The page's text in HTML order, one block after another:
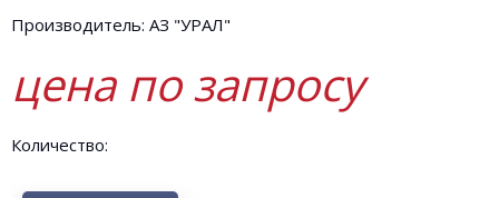
Производитель: АЗ "УРАЛ"
цена по запросу
Количество: